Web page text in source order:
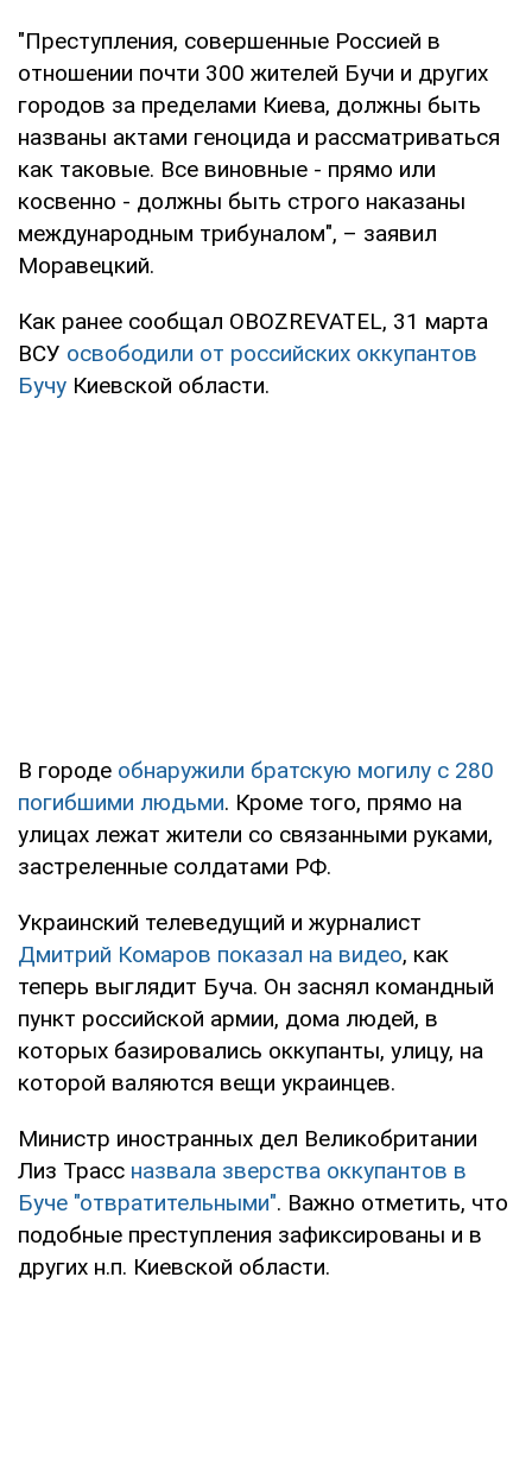
"Преступления, совершенные Россией в
отношении почти 300 жителей Бучи и других
городов за пределами Киева, должны быть
названы актами геноцида и рассматриваться
как таковые. Все виновные - прямо или
косвенно - должны быть строго наказаны
международным трибуналом", – заявил
Моравецкий.
Как ранее сообщал OBOZREVATEL, 31 марта
ВСУ освободили от российских оккупантов
Бучу Киевской области.
В городе обнаружили братскую могилу с 280
погибшими людьми. Кроме того, прямо на
улицах лежат жители со связанными руками,
застреленные солдатами РФ.
Украинский телеведущий и журналист
Дмитрий Комаров показал на видео, как
теперь выглядит Буча. Он заснял командный
пункт российской армии, дома людей, в
которых базировались оккупанты, улицу, на
которой валяются вещи украинцев.
Министр иностранных дел Великобритании
Лиз Трасс назвала зверства оккупантов в
Буче "отвратительными". Важно отметить, что
подобные преступления зафиксированы и в
других н.п. Киевской области.